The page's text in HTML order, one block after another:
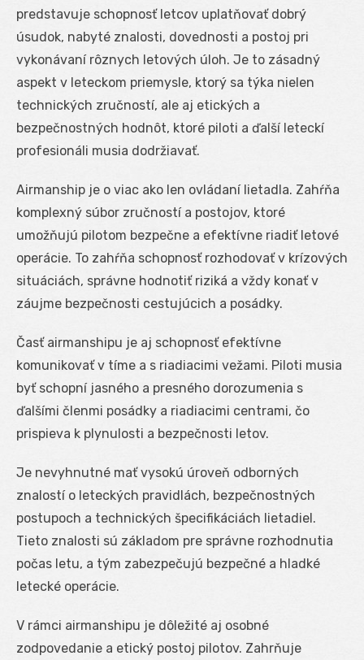
predstavuje schopnosť letcov uplatňovať dobrý
úsudok, nabyté znalosti, dovednosti a postoj pri
vykonávaní rôznych letových úloh. Je to zásadný
aspekt v leteckom priemysle, ktorý sa týka nielen
technických zručností, ale aj etických a
bezpečnostných hodnôt, ktoré piloti a ďalší leteckí
profesionáli musia dodržiavať.
Airmanship je o viac ako len ovládaní lietadla. Zahŕňa
komplexný súbor zručností a postojov, ktoré
umožňujú pilotom bezpečne a efektívne riadiť letové
operácie. To zahŕňa schopnosť rozhodovať v krízových
situáciách, správne hodnotiť riziká a vždy konať v
záujme bezpečnosti cestujúcich a posádky.
Časť airmanshipu je aj schopnosť efektívne
komunikovať v tíme a s riadiacimi vežami. Piloti musia
byť schopní jasného a presného dorozumenia s
ďalšími členmi posádky a riadiacimi centrami, čo
prispieva k plynulosti a bezpečnosti letov.
Je nevyhnutné mať vysokú úroveň odborných
znalostí o leteckých pravidlách, bezpečnostných
postupoch a technických špecifikáciách lietadiel.
Tieto znalosti sú základom pre správne rozhodnutia
počas letu, a tým zabezpečujú bezpečné a hladké
letecké operácie.
V rámci airmanshipu je dôležité aj osobné
zodpovedanie a etický postoj pilotov. Zahrňuje